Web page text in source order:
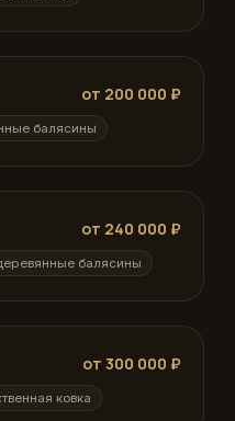
от 200 000 ₽
балясины
от 240 000 ₽
балясины
от 300 000 ₽
ковка